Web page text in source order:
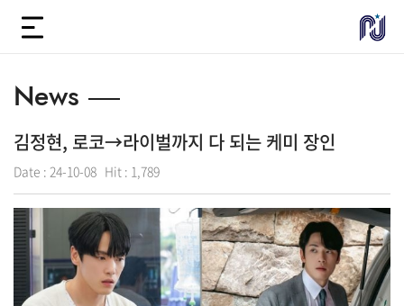
News
김정현, 로코→라이벌까지 다 되는 케미 장인
Date : 24-10-08 Hit : 1,789